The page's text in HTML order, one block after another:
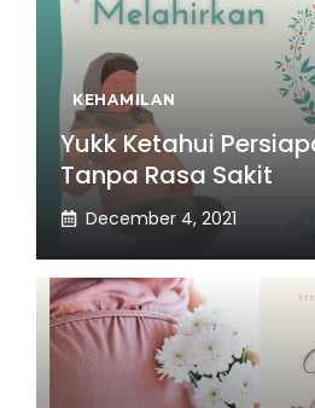
KEHAMILAN
Yukk Ketahui
Tanpa Rasa Sakit
December 4, 2021